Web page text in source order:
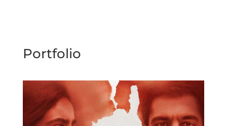
Portfolio